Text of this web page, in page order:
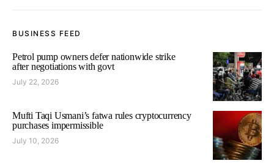
BUSINESS FEED
Petrol pump owners defer nationwide strike
after negotiations with govt
July 22, 2026
Mufti Taqi Usmani’s fatwa rules cryptocurrency
purchases impermissible
July 10, 2026